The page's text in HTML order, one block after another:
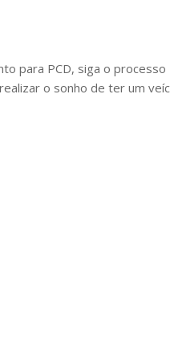
para PCD, siga o processo
o sonho de ter um